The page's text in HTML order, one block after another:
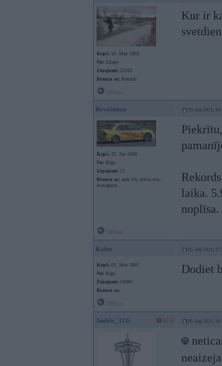
Kopš: 16. May 2002
No: Zilupe
Ziņojumi: 32262
Braucu ar: Renault
Kur ir
Revolution 05. Sep 2011,
Kopš: 23. Jun 2009
No: Rīga
Ziņojumi: 12
Braucu ar: audi S4, mitsu evo,
motoguzzi
laika.
noplīsa.
Kalnz 05. Sep 2011,
Kopš: 03. May 2007
No: Rīga
Ziņojumi: 14366
Braucu ar:
Dodiet
Andris_323i 05. Sep 2011,